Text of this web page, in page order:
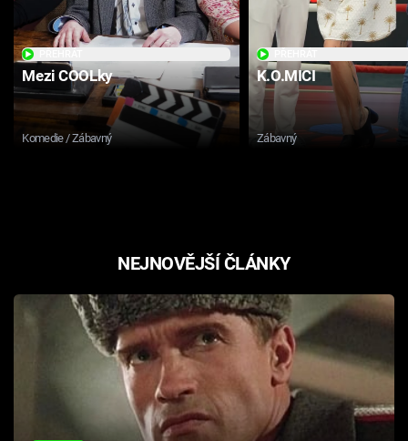
Mezi COOLky
Komedie / Zábavný
K.O.MICI
Zábavný
NEJNOVĚJŠÍ ČLÁNKY